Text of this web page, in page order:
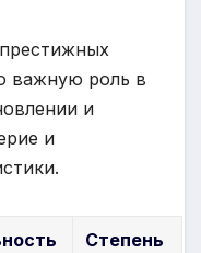
важную роль в
и
и
Степень